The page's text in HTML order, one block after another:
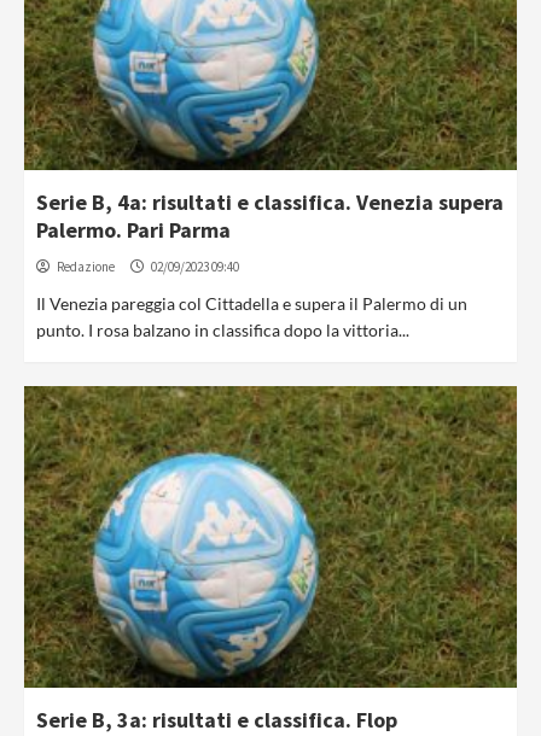
Serie B, 4a: risultati e classifica. Venezia supera
Palermo. Pari Parma
Redazione 02/09/2023 09:40
Il Venezia pareggia col Cittadella e supera il Palermo di un
punto. I rosa balzano in classifica dopo la vittoria...
Serie B, 3a: risultati e classifica. Flop